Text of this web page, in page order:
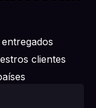
clientes